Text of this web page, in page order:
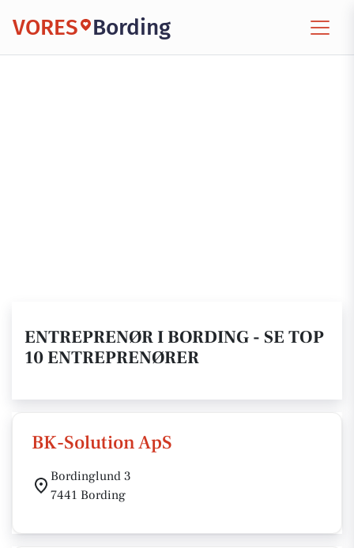
VORES Bording
ENTREPRENØR I BORDING - SE TOP
10 ENTREPRENØRER
BK-Solution ApS
Bordinglund 3
7441 Bording